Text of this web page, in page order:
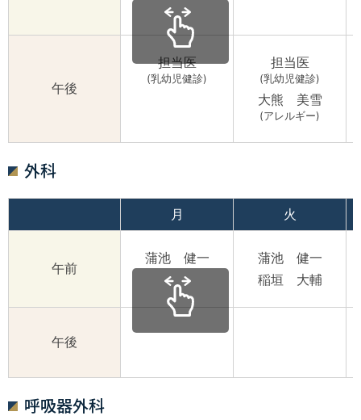
午後
担当医
(乳幼児健診)
担当医
(乳幼児健診)
大熊 美雪
(アレルギー)
外科
月 火
午前
蒲池 健一
蒲池 健一
稲垣 大輔
午後
呼吸器外科